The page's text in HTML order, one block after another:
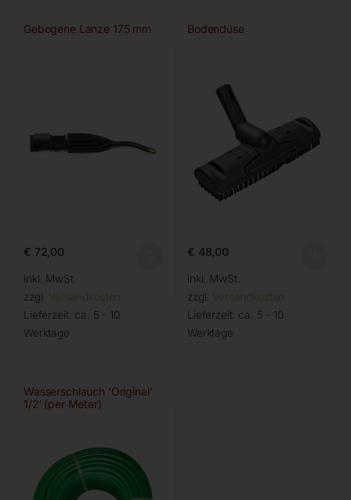
Gebogene Lanze 175 mm
€ 72,00
inkl. MwSt.
zzgl. Versandkosten
Lieferzeit: ca. 5 - 10
Werktage
Bodendüse
€ 48,00
inkl. MwSt.
zzgl. Versandkosten
Lieferzeit: ca. 5 - 10
Werktage
Wasserschlauch ‘Original’
1/2′ (per Meter)